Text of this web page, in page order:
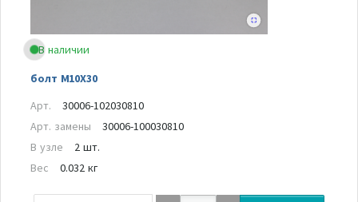
В наличии
болт M10X30
Арт.
30006-102030810
Арт. замены
30006-100030810
В узле
2 шт.
Вес
0.032 кг